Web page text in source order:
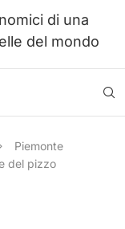
di una
del mondo
Piemonte
del pizzo